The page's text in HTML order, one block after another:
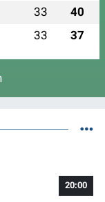
33 40
33 37
20:00